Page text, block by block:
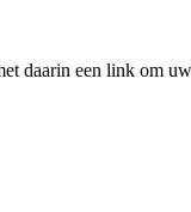
daarin een link om